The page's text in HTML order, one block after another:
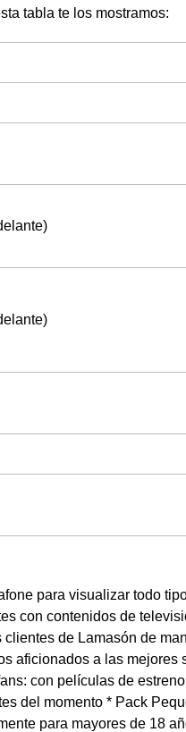
tabla te los mostramos:
para visualizar todo
con contenidos de
de Lamasón de
aficionados a las mejores
con películas de
del momento * Pack
para mayores de 18